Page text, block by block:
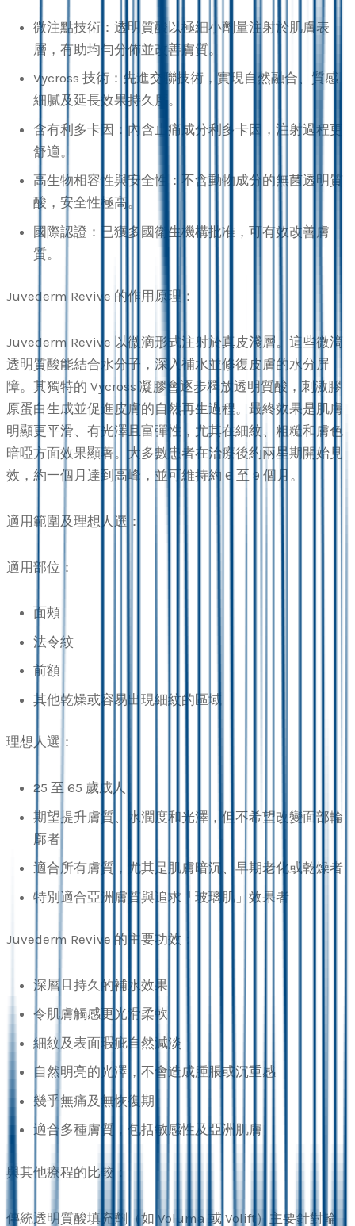
微注點技術：透明質酸以極細小劑量注射於肌膚表
層，有助均勻分佈並改善膚質。
Vycross 技術：先進交聯技術，實現自然融合、質感
細膩及延長效果持久度。
含有利多卡因：內含止痛成分利多卡因，注射過程更
舒適。
高生物相容性與安全性：不含動物成分的無菌透明質
酸，安全性極高。
國際認證：已獲多國衛生機構批准，可有效改善膚
質。
Juvederm Revive 的作用原理：
Juvederm Revive 以微滴形式注射於真皮淺層。這些微滴
透明質酸能結合水分子，深入補水並修復皮膚的水分屏
障。其獨特的 Vycross 凝膠會逐步釋放透明質酸，刺激膠
原蛋白生成並促進皮膚的自然再生過程。最終效果是肌膚
明顯更平滑、有光澤且富彈性，尤其在細紋、粗糙和膚色
暗啞方面效果顯著。大多數患者在治療後約兩星期開始見
效，約一個月達到高峰，並可維持約 6 至 9 個月。
適用範圍及理想人選：
適用部位：
面頰
法令紋
前額
其他乾燥或容易出現細紋的區域
理想人選：
25 至 65 歲成人
期望提升膚質、水潤度和光澤，但不希望改變面部輪
廓者
適合所有膚質，尤其是肌膚暗沉、早期老化或乾燥者
特別適合亞洲膚質與追求「玻璃肌」效果者
Juvederm Revive 的主要功效：
深層且持久的補水效果
令肌膚觸感更光滑柔軟
細紋及表面瑕疵自然減淡
自然明亮的光澤，不會造成腫脹或沉重感
幾乎無痛及無恢復期
適合多種膚質，包括敏感性及亞洲肌膚
與其他療程的比較：
傳統透明質酸填充劑（如 Voluma 或 Volift）主要針對輪